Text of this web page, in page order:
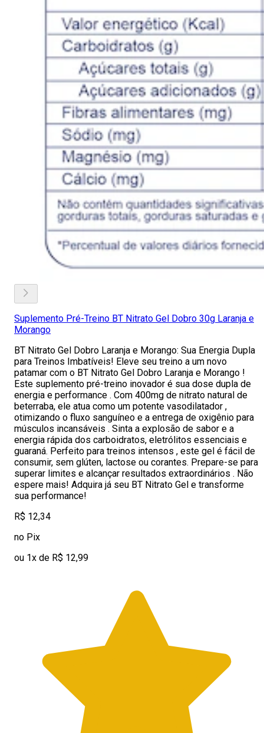
Suplemento Pré-Treino BT Nitrato Gel Dobro 30g Laranja e
Morango
BT Nitrato Gel Dobro Laranja e Morango: Sua Energia Dupla
para Treinos Imbatíveis! Eleve seu treino a um novo
patamar com o BT Nitrato Gel Dobro Laranja e Morango !
Este suplemento pré-treino inovador é sua dose dupla de
energia e performance . Com 400mg de nitrato natural de
beterraba, ele atua como um potente vasodilatador ,
otimizando o fluxo sanguíneo e a entrega de oxigênio para
músculos incansáveis . Sinta a explosão de sabor e a
energia rápida dos carboidratos, eletrólitos essenciais e
guaraná. Perfeito para treinos intensos , este gel é fácil de
consumir, sem glúten, lactose ou corantes. Prepare-se para
superar limites e alcançar resultados extraordinários . Não
espere mais! Adquira já seu BT Nitrato Gel e transforme
sua performance!
R$ 12,34
no Pix
ou 1x de R$ 12,99